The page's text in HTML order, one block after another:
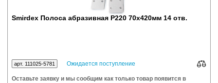
Smirdex Полоса абразивная P220 70x420мм 14 отв.
арт. 111025-5781 Ожидается поступление
Оставьте заявку и мы сообщим как только товар появится в